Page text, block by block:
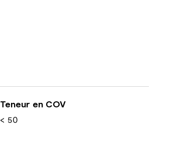
Teneur en COV
< 50